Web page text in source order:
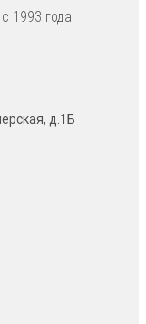
1993 года
д.1Б